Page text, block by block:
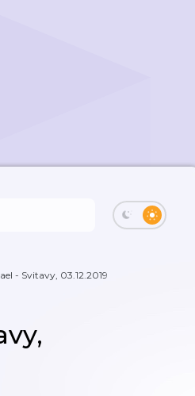
- Svitavy, 03.12.2019